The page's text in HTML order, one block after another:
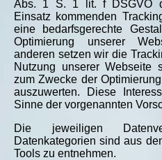
Abs. 1 S. 1 lit. f DSGVO
Einsatz kommenden
eine bedarfsgerechte
Optimierung unserer
anderen setzen wir die
Nutzung unserer Webseite
zum Zwecke der
auszuwerten. Diese
Sinne der vorgenannten
Die jeweiligen
Datenkategorien sind aus
Tools zu entnehmen.